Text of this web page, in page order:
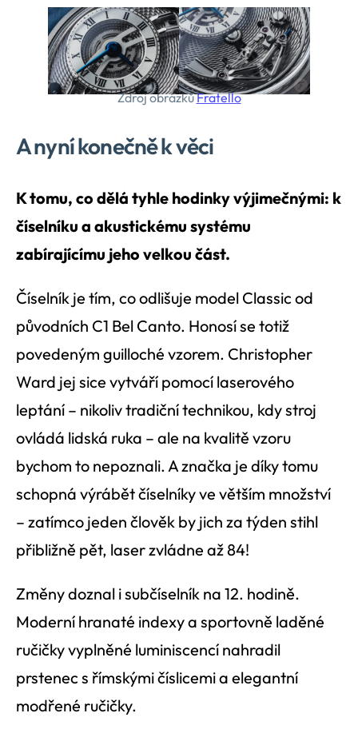
Zdroj obrázkůFratello
A nyní konečně k věci
K tomu, co dělá tyhle hodinky výjimečnými: k
číselníku a akustickému systému
zabírajícímu jeho velkou část.
Číselník je tím, co odlišuje model Classic od
původních C1 Bel Canto. Honosí se totiž
povedeným guilloché vzorem. Christopher
Ward jej sice vytváří pomocí laserového
leptání – nikoliv tradiční technikou, kdy stroj
ovládá lidská ruka – ale na kvalitě vzoru
bychom to nepoznali. A značka je díky tomu
schopná výrábět číselníky ve větším množství
– zatímco jeden člověk by jich za týden stihl
přibližně pět, laser zvládne až 84!
Změny doznal i subčíselník na 12. hodině.
Moderní hranaté indexy a sportovně laděné
ručičky vyplněné luminiscencí nahradil
prstenec s římskými číslicemi a elegantní
modřené ručičky.